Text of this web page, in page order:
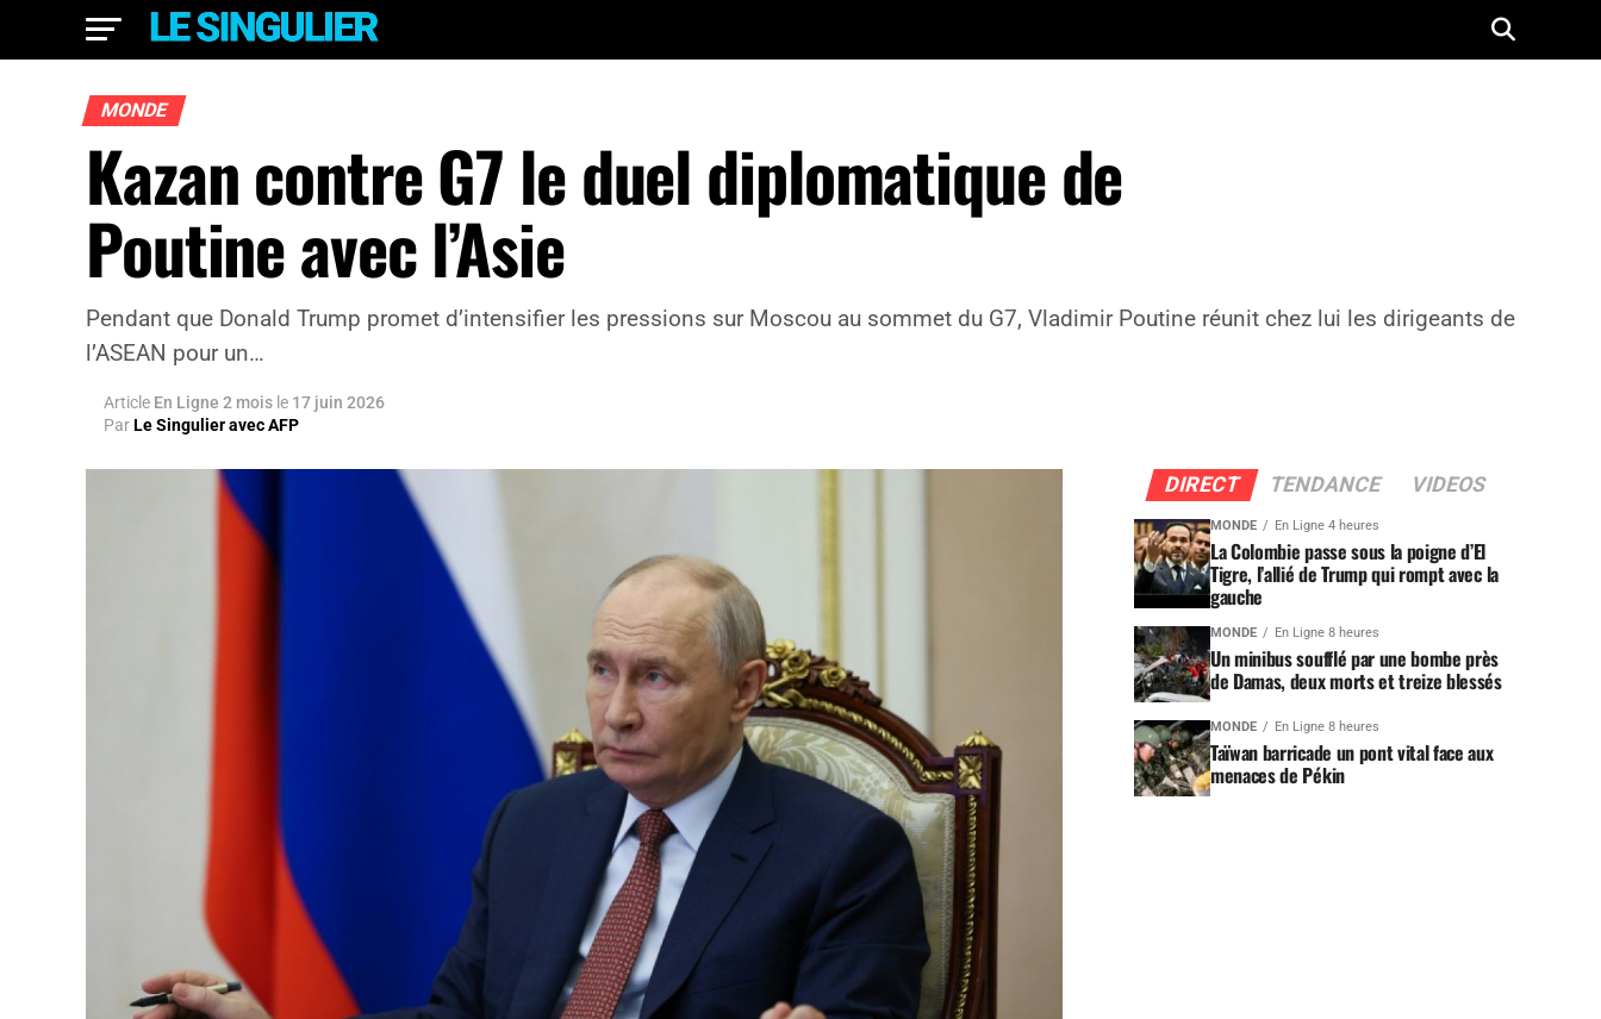
MONDE
Kazan contre G7 le duel diplomatique de
Poutine avec l’Asie
Pendant que Donald Trump promet d’intensifier les pressions sur Moscou au sommet du G7, Vladimir Poutine réunit chez lui les dirigeants de
l’ASEAN pour un…
Article En Ligne 2 mois le 17 juin 2026
ParLe Singulier avec AFP
DIRECT TENDANCE VIDEOS
MONDE En Ligne 4 heures
La Colombie passe sous la poigne d’El
Tigre, l’allié de Trump qui rompt avec la
gauche
MONDE En Ligne 8 heures
Un minibus soufflé par une bombe près
de Damas, deux morts et treize blessés
MONDE En Ligne 8 heures
Taïwan barricade un pont vital face aux
menaces de Pékin